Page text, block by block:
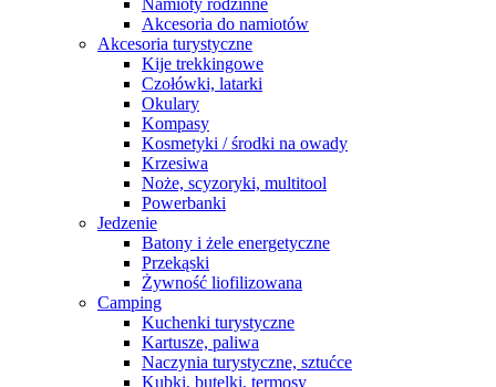
Akcesoria do namiotów
Akcesoria turystyczne
Kije trekkingowe
Czołówki, latarki
Okulary
Kompasy
Kosmetyki / środki na owady
Krzesiwa
Noże, scyzoryki, multitool
Powerbanki
Jedzenie
Batony i żele energetyczne
Przekąski
Żywność liofilizowana
Camping
Kuchenki turystyczne
Kartusze, paliwa
Naczynia turystyczne, sztućce
Kubki, butelki, termosy